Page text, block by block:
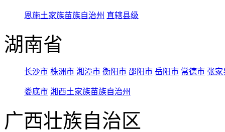
恩施土家族苗族自治州 直辖县级
湖南省
长沙市 株洲市 湘潭市 衡阳市 邵阳市 岳阳市 常德市 张家
娄底市 湘西土家族苗族自治州
广西壮族自治区